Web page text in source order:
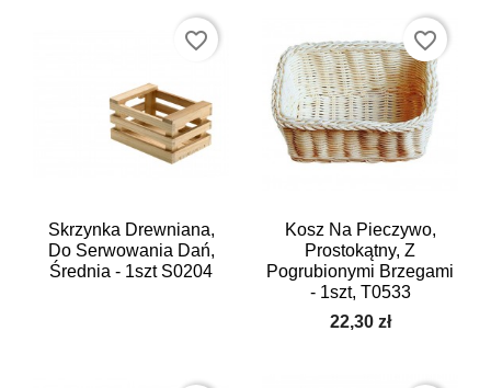
Skrzynka Drewniana,
Do Serwowania Dań,
Średnia - 1szt S0204
favorite_border
Kosz Na Pieczywo,
Prostokątny, Z
Pogrubionymi Brzegami
- 1szt, T0533
22,30 zł
favorite_border